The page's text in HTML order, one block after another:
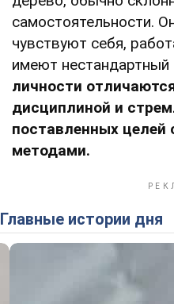
самостоятельности.
чувствуют себя,
имеют
личности
дисциплиной и
поставленных целей
методами.
Главные истории дня